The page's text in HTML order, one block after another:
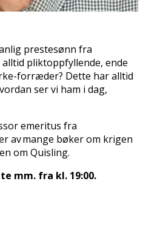
prestesønn fra
alltid pliktoppfyllende, ende
forræder? Dette har alltid
ser vi ham i dag,
emeritus fra
av mange bøker om krigen
om Quisling.
mm. fra kl. 19:00.